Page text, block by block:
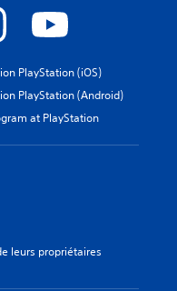
PlayStation (iOS)
PlayStation (Android)
at PlayStation
leurs propriétaires